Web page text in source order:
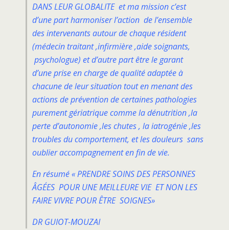
DANS LEUR GLOBALITE et ma mission c’est
d’une part harmoniser l’action de l’ensemble
des intervenants autour de chaque résident
(médecin traitant ,infirmière ,aide soignants,
psychologue) et d’autre part être le garant
d’une prise en charge de qualité adaptée à
chacune de leur situation tout en menant des
actions de prévention de certaines pathologies
purement gériatrique comme la dénutrition ,la
perte d’autonomie ,les chutes , la iatrogénie ,les
troubles du comportement, et les douleurs sans
oublier accompagnement en fin de vie.
En résumé « PRENDRE SOINS DES PERSONNES
ÂGÉES POUR UNE MEILLEURE VIE ET NON LES
FAIRE VIVRE POUR ÊTRE SOIGNES»
DR GUIOT-MOUZAI